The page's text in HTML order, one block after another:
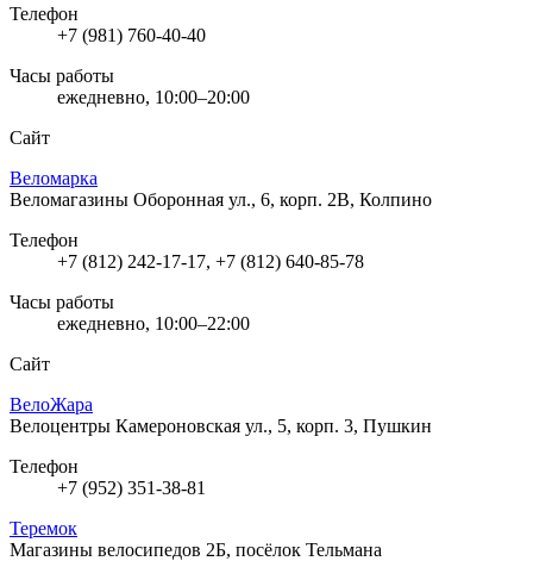
Телефон
+7 (981) 760-40-40
Часы работы
ежедневно, 10:00–20:00
Сайт
Веломарка
Веломагазины Оборонная ул., 6, корп. 2В, Колпино
Телефон
+7 (812) 242-17-17, +7 (812) 640-85-78
Часы работы
ежедневно, 10:00–22:00
Сайт
ВелоЖара
Велоцентры Камероновская ул., 5, корп. 3, Пушкин
Телефон
+7 (952) 351-38-81
Теремок
Магазины велосипедов 2Б, посёлок Тельмана